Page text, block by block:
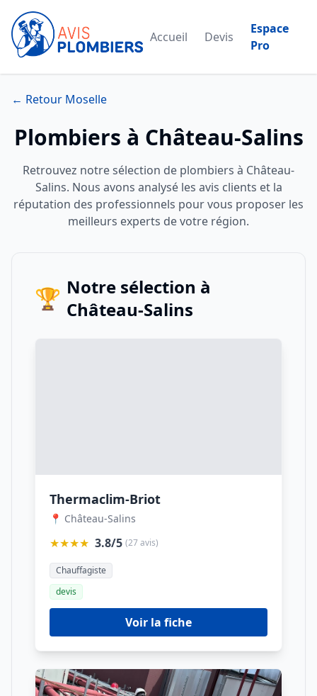
Accueil Devis
Espace
Pro
← Retour Moselle
Plombiers à Château-Salins
Retrouvez notre sélection de plombiers à Château-
Salins. Nous avons analysé les avis clients et la
réputation des professionnels pour vous proposer les
meilleurs experts de votre région.
🏆 Notre sélection à
Château-Salins
Thermaclim-Briot
📍 Château-Salins
★★★★ 3.8/5 (27 avis)
Chauffagiste
devis
Voir la fiche